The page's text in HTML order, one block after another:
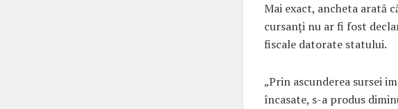
Mai exact, ancheta arată
cursanți nu ar fi fost
fiscale datorate statului.
„Prin ascunderea sursei
încasate, s-a produs